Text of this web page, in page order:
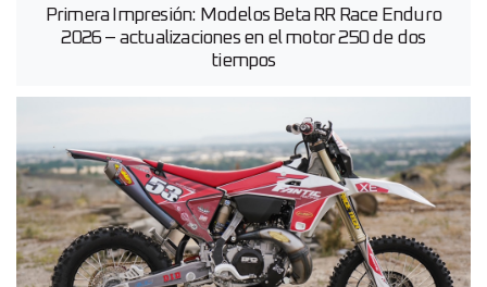
Primera Impresión: Modelos Beta RR Race Enduro
2026 – actualizaciones en el motor 250 de dos
tiempos